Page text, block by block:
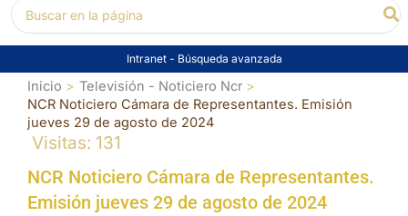
por:
Intranet - Búsqueda avanzada
Inicio
Televisión - Noticiero Ncr
NCR Noticiero Cámara de Representantes. Emisión
jueves 29 de agosto de 2024
Visitas: 131
NCR Noticiero Cámara de Representantes.
Emisión jueves 29 de agosto de 2024